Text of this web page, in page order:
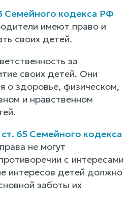
Семейного кодекса РФ
имеют право и
своих детей.
за
своих детей. Они
о здоровье, физическом,
и нравственном
ст. 65 Семейного кодекса
не могут
с интересами
интересов детей должно
заботы их